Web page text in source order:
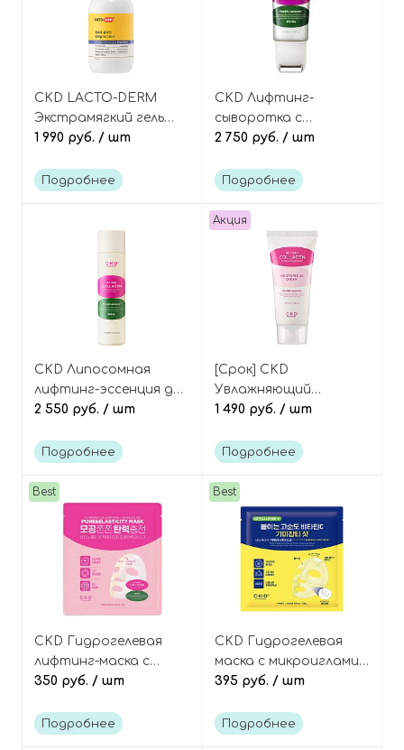
CKD LACTO-DERM
Экстрамягкий гель
для душа с
колострумом,
1 990 руб. / шт
Подробнее
CKD Лифтинг-
сыворотка с
ретинолом и
(роликовый массажёр),
Guasha Lifting Serum
2 750 руб. / шт
Подробнее
CKD Липосомная
лифтинг-эссенция для
лица с ретиналем и
Collagen Small
Essence
2 550 руб. / шт
Подробнее
Акция
[Срок] CKD
Увлажняющий
липосомальный крем с
коллагеном, Retino
Molecule Moisturizing
Cream
1 490 руб. / шт
Подробнее
Best
CKD Гидрогелевая
лифтинг-маска с
ретинолом и
Collagen Small
350 руб. / шт
Подробнее
Best
CKD Гидрогелевая
маска с микроиглами
(спикулами) и
Teca Blemish Shot
395 руб. / шт
Подробнее